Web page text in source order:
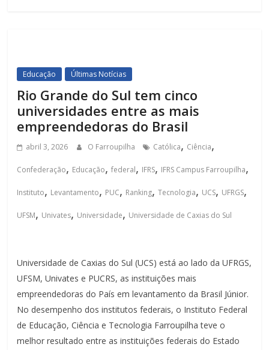
Educação Últimas Notícias
Rio Grande do Sul tem cinco
universidades entre as mais
empreendedoras do Brasil
abril 3, 2026 O Farroupilha Católica, Ciência,
Confederação, Educação,federal, IFRS, IFRS Campus Farroupilha,
Instituto, Levantamento, PUC, Ranking,Tecnologia, UCS, UFRGS,
UFSM, Univates, Universidade, Universidade de Caxias do Sul
Universidade de Caxias do Sul (UCS) está ao lado da UFRGS,
UFSM, Univates e PUCRS, as instituições mais
empreendedoras do País em levantamento da Brasil Júnior.
No desempenho dos institutos federais, o Instituto Federal
de Educação, Ciência e Tecnologia Farroupilha teve o
melhor resultado entre as instituições federais do Estado